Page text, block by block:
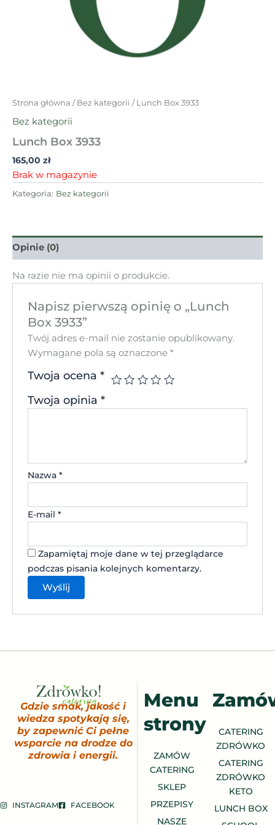
Strona główna /Bez kategorii / Lunch Box 3933
Bez kategorii
Lunch Box 3933
165,00 zł
Brak w magazynie
Kategoria: Bez kategorii
Opinie (0)
Na razie nie ma opinii o produkcie.
Napisz pierwszą opinię o „Lunch
Box 3933”
Twój adres e-mail nie zostanie opublikowany.
Wymagane pola są oznaczone*
Twoja ocena*
Twoja opinia*
Nazwa*
E-mail*
Zapamiętaj moje dane w tej przeglądarce
podczas pisania kolejnych komentarzy.
Gdzie smak, jakość i
wiedza spotykają się,
by zapewnić Ci pełne
wsparcie na drodze do
zdrowia i energii.
INSTAGRAM FACEBOOK
Menu
strony
ZAMÓW
CATERING
SKLEP
PRZEPISY
NASZE
CATERING
ZDRÓWKO
CATERING
ZDRÓWKO
KETO
LUNCH BOX